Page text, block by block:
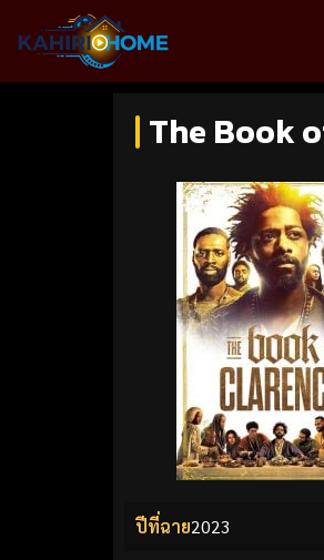
The Book
ปีที่ฉาย2023